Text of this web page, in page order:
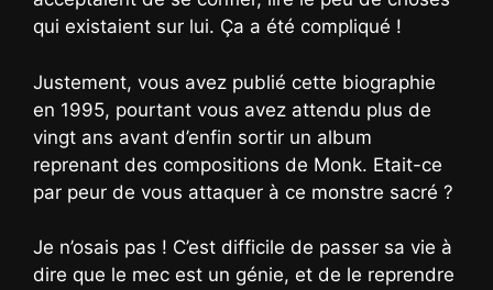
qui existaient sur lui. Ça a été compliqué !
Justement, vous avez publié cette biographie
en 1995, pourtant vous avez attendu plus de
vingt ans avant d’enfin sortir un album
reprenant des compositions de Monk. Etait-ce
par peur de vous attaquer à ce monstre sacré ?
Je n’osais pas ! C’est difficile de passer sa vie à
dire que le mec est un génie, et de le reprendre